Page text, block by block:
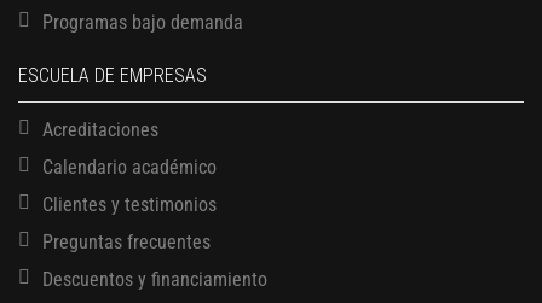
Programas bajo demanda
ESCUELA DE EMPRESAS
Acreditaciones
Calendario académico
Clientes y testimonios
Preguntas frecuentes
Descuentos y financiamiento